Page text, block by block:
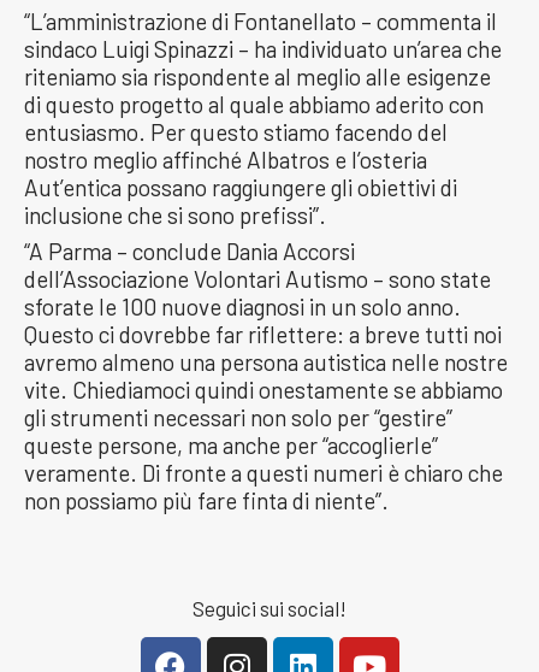
“L’amministrazione di Fontanellato – commenta il
sindaco Luigi Spinazzi – ha individuato un’area che
riteniamo sia rispondente al meglio alle esigenze
di questo progetto al quale abbiamo aderito con
entusiasmo. Per questo stiamo facendo del
nostro meglio affinché Albatros e l’osteria
Aut’entica possano raggiungere gli obiettivi di
inclusione che si sono prefissi”.
“A Parma – conclude Dania Accorsi
dell’Associazione Volontari Autismo – sono state
sforate le 100 nuove diagnosi in un solo anno.
Questo ci dovrebbe far riflettere: a breve tutti noi
avremo almeno una persona autistica nelle nostre
vite. Chiediamoci quindi onestamente se abbiamo
gli strumenti necessari non solo per “gestire”
queste persone, ma anche per “accoglierle”
veramente. Di fronte a questi numeri è chiaro che
non possiamo più fare finta di niente”.
Seguici sui social!